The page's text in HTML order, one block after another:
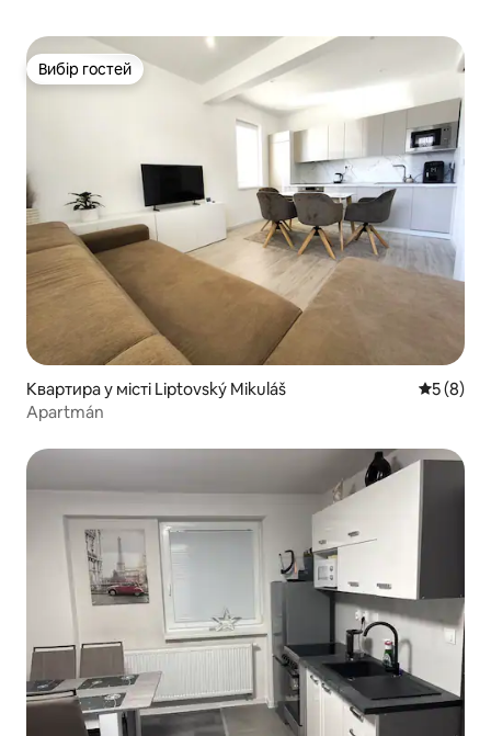
Вибір гостей
Вибір гостей
Квартира у місті Liptovský Mikuláš Середня
5 (8)
Apartmán